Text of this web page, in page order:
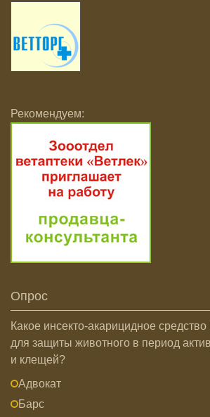
Рекомендуем:
Опрос
Какое инсекто-акарицидное
для защиты животного в период
и клещей?
Адвокат
Барс